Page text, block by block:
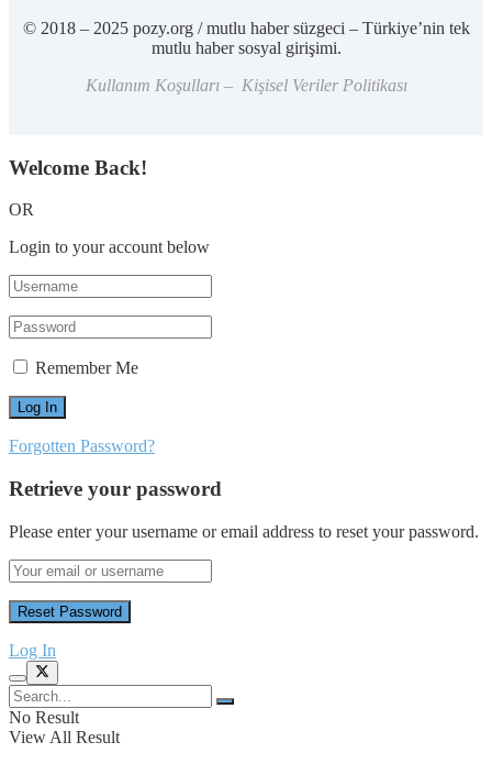
© 2018 – 2025 pozy.org / mutlu haber süzgeci – Türkiye’nin tek
mutlu haber sosyal girişimi.
Kullanım Koşulları – Kişisel Veriler Politikası
Welcome Back!
OR
Login to your account below
Remember Me
Forgotten Password?
Retrieve your password
Please enter your username or email address to reset your password.
Log In
No Result
View All Result